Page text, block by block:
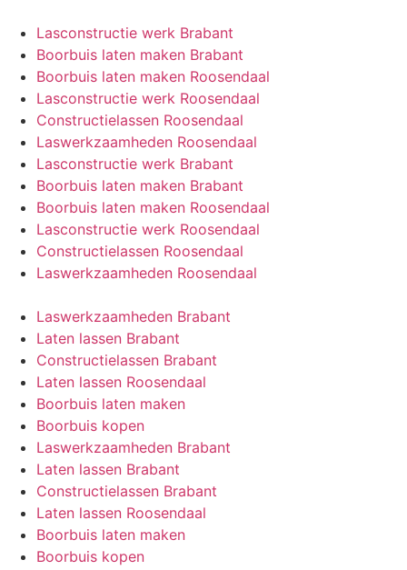
Lasconstructie werk Brabant
Boorbuis laten maken Brabant
Boorbuis laten maken Roosendaal
Lasconstructie werk Roosendaal
Constructielassen Roosendaal
Laswerkzaamheden Roosendaal
Lasconstructie werk Brabant
Boorbuis laten maken Brabant
Boorbuis laten maken Roosendaal
Lasconstructie werk Roosendaal
Constructielassen Roosendaal
Laswerkzaamheden Roosendaal
Laswerkzaamheden Brabant
Laten lassen Brabant
Constructielassen Brabant
Laten lassen Roosendaal
Boorbuis laten maken
Boorbuis kopen
Laswerkzaamheden Brabant
Laten lassen Brabant
Constructielassen Brabant
Laten lassen Roosendaal
Boorbuis laten maken
Boorbuis kopen